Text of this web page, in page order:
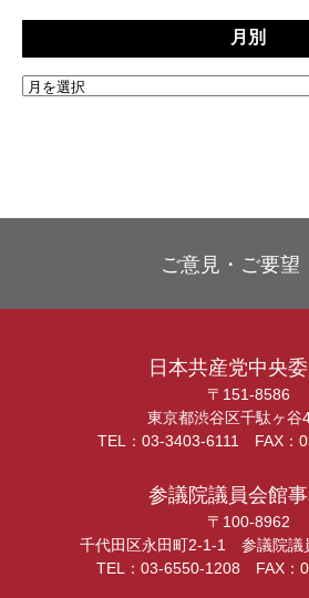
月別
ご意見・ご要望
日本共産党中央
〒151-8586
東京都渋谷区千駄ヶ谷
TEL：03-3403-6111 FAX：
参議院議員会館
〒100-8962
千代田区永田町2-1-1 参議院議
TEL：03-6550-1208 FAX：